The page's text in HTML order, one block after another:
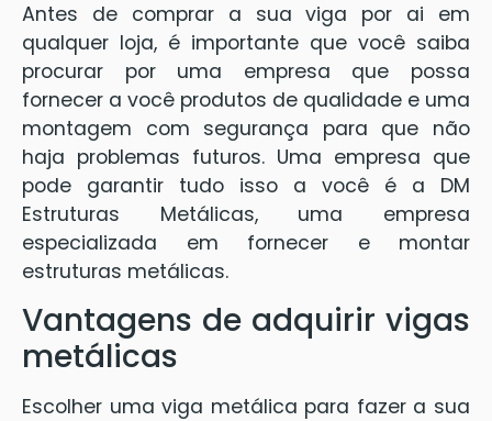
Antes de comprar a sua viga por ai em
qualquer loja, é importante que você saiba
procurar por uma empresa que possa
fornecer a você produtos de qualidade e uma
montagem com segurança para que não
haja problemas futuros. Uma empresa que
pode garantir tudo isso a você é a DM
Estruturas Metálicas, uma empresa
especializada em fornecer e montar
estruturas metálicas.
Vantagens de adquirir vigas
metálicas
Escolher uma viga metálica para fazer a sua